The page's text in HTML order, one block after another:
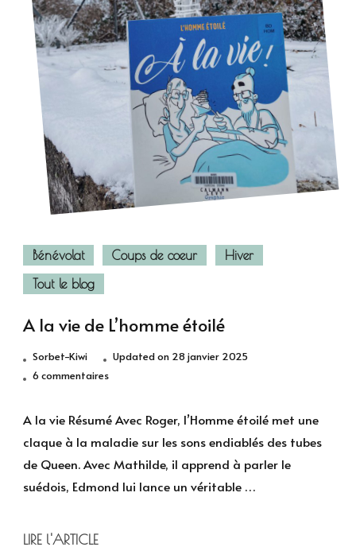
Bénévolat Coups de coeur
Hiver
Tout le blog
A la vie de L’homme étoilé
Sorbet-Kiwi Updated on 28 janvier 2025
6 commentairessur
la
de
L’homme
étoilé
A la vie Résumé Avec Roger, l’Homme étoilé met une
claque à la maladie sur les sons endiablés des tubes
de Queen. Avec Mathilde, il apprend à parler le
suédois, Edmond lui lance un véritable …
LIRE l'ARTICLE